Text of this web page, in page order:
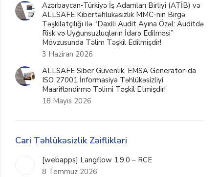
Azərbaycan-Türkiyə İş Adamları Birliyi (ATİB) və
ALLSAFE Kibertəhlükəsizlik MMC-nin Birgə
Təşkilatçılığı ilə “Daxili Audit Ayına Özəl: Auditdə
Risk və Uyğunsuzluqların İdarə Edilməsi”
Mövzusunda Təlim Təşkil Edilmişdir!
3 Haziran 2026
ALLSAFE Siber Güvenlik, EMSA Generator-da
ISO 27001 İnformasiya Təhlükəsizliyi
Maarifləndirmə Təlimi Təşkil Etmişdir!
18 Mayıs 2026
Cari Təhlükəsizlik Zəiflikləri
[webapps] Langflow 1.9.0 – RCE
8 Temmuz 2026